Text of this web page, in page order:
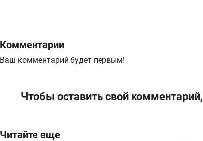
Комментарии
Ваш комментарий будет первым!
Чтобы оставить свой комментарий,
Читайте еще